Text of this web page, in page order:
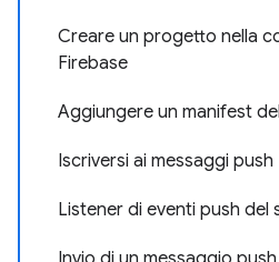
Creare un progetto nella
Firebase
Aggiungere un manifest
Iscriversi ai messaggi push
Listener di eventi push del